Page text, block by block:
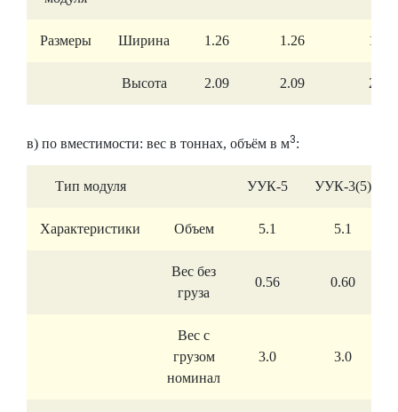
Размеры Ширина 1.26 1.26 1.26
Высота 2.09 2.09 2.30
в) по вместимости: вес в тоннах, объём в м3:
Тип модуля УУК-5 УУК-3(5)
Характеристики Объем 5.1 5.1
Вес без
груза
0.56 0.60
Вес с
грузом
номинал
3.0 3.0